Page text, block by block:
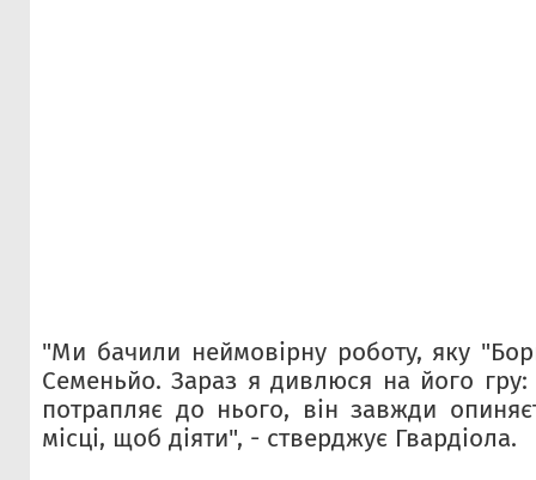
"Ми бачили неймовірну роботу, яку
Семеньйо. Зараз я дивлюся на його
потрапляє до нього, він завжди
місці, щоб діяти", - стверджує Гвардіола.